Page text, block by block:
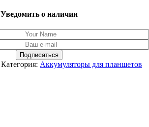
Уведомить о наличии
Категория: Аккумуляторы для планшетов